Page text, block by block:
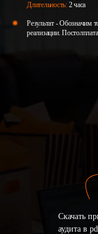
Длительность:2 часа
Результат - Обозначим
реализации. Постолплата
Скачать
аудита в